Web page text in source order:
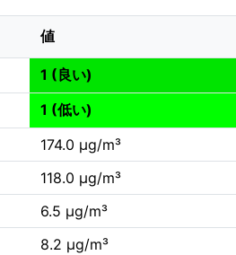
値
1 (良い)
1 (低い)
174.0 µg/m³
118.0 µg/m³
6.5 µg/m³
8.2 µg/m³